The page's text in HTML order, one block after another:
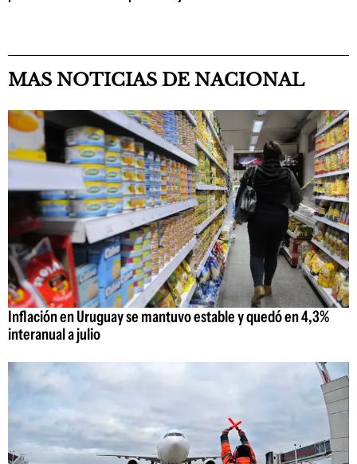
MAS NOTICIAS DE NACIONAL
Inflación en Uruguay se mantuvo estable y quedó en 4,3%
interanual a julio